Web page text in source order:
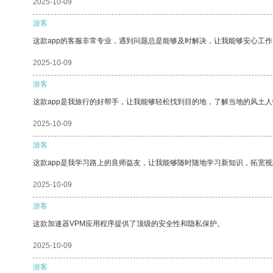
2025-10-09
游客
这款app的客服非常专业，遇到问题总是能够及时解决，让我能够安心工作
2025-10-09
游客
这款app是我旅行的好帮手，让我能够轻松找到目的地，了解当地的风土人
2025-10-09
游客
这款app是我学习路上的良师益友，让我能够随时随地学习新知识，拓宽视
2025-10-09
游客
这款加速器VPM应用程序提供了顶级的安全性和隐私保护。
2025-10-09
游客